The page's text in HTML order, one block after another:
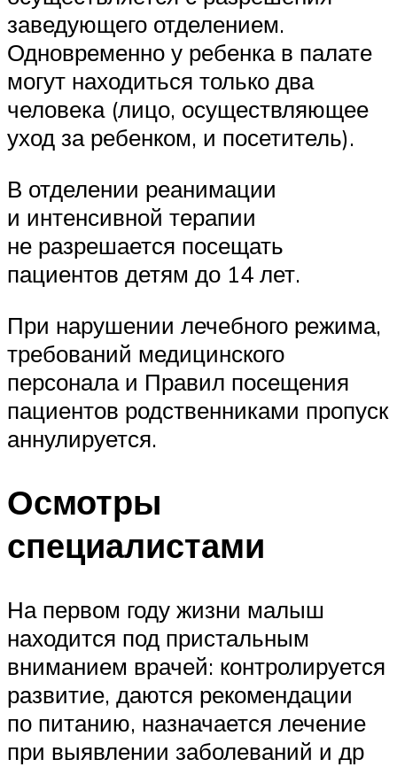
заведующего отделением.
Одновременно у ребенка в палате
могут находиться только два
человека (лицо, осуществляющее
уход за ребенком, и посетитель).
В отделении реанимации
и интенсивной терапии
не разрешается посещать
пациентов детям до 14 лет.
При нарушении лечебного режима,
требований медицинского
персонала и Правил посещения
пациентов родственниками пропуск
аннулируется.
Осмотры
специалистами
На первом году жизни малыш
находится под пристальным
вниманием врачей: контролируется
развитие, даются рекомендации
по питанию, назначается лечение
при выявлении заболеваний и др